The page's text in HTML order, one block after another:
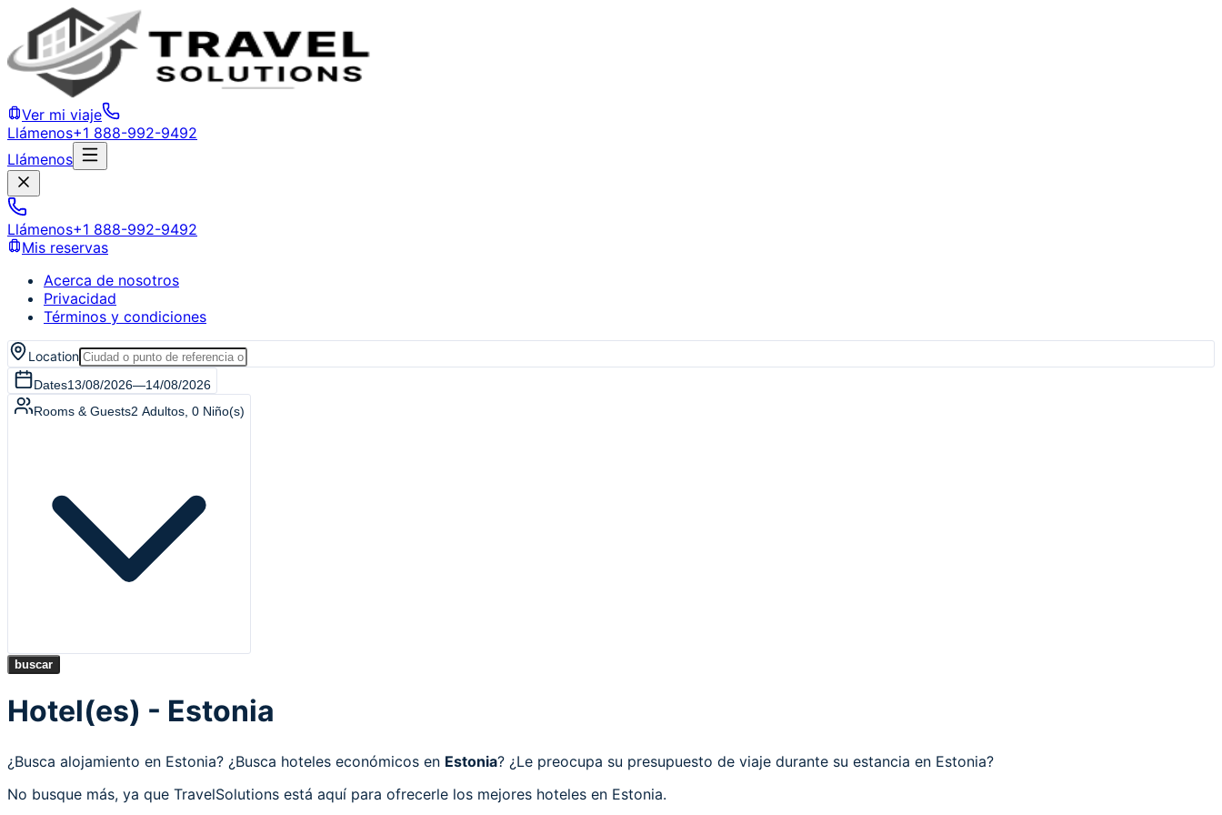
Ver mi viaje
Llámenos+1 888-992-9492
Llámenos
Llámenos+1 888-992-9492
Mis reservas
Acerca de nosotros
Privacidad
Términos y condiciones
Location
Dates13/08/2026—14/08/2026
Rooms & Guests2 Adultos 0 Niño(s)
buscar
Hotel(es) - Estonia
¿Busca alojamiento en Estonia? ¿Busca hoteles económicos en Estonia? ¿Le preocupa su presupuesto de viaje durante su estancia en Estonia?
No busque más, ya que TravelSolutions está aquí para ofrecerle los mejores hoteles en Estonia.